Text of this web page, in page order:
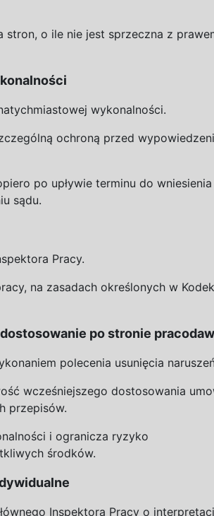
stron, o ile nie jest sprzeczna z
wykonalności.
ochroną przed
po upływie terminu do wniesienia
sądu.
Pracy.
na zasadach określonych w
po stronie
polecenia usunięcia
wcześniejszego dostosowania
przepisów.
i ogranicza ryzyko
środków.
Inspektora Pracy o